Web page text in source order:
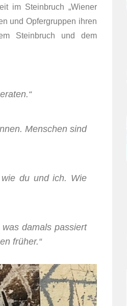
im Steinbruch „Wiener
und Opfergruppen ihren
Steinbruch und dem
Menschen sind
du und ich. Wie
damals passiert
früher.“